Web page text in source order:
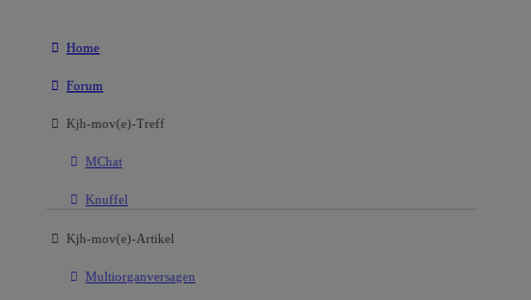
Home
Forum
Kjh-mov(e)-Treff
MChat
Knuffel
Kjh-mov(e)-Artikel
Multiorganversagen